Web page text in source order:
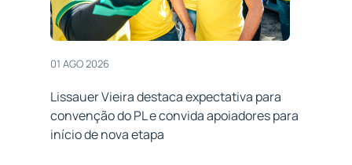
01 AGO 2026
Lissauer Vieira destaca expectativa para
convenção do PL e convida apoiadores para
início de nova etapa